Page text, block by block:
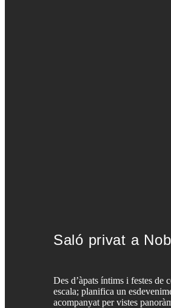
Saló privat a
Des d’àpats íntims i festes de
escala; planifica un
acompanyat per vistes